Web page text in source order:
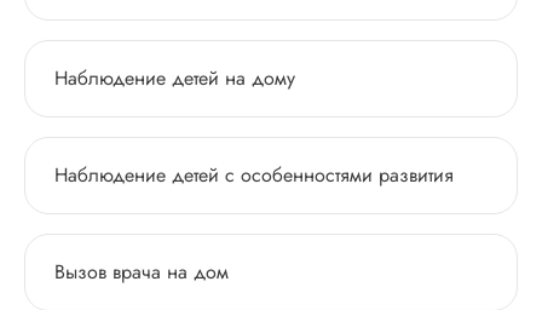
Наблюдение детей на дому
Наблюдение детей с особенностями развития
Вызов врача на дом